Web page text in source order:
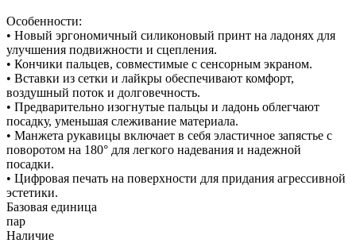
Особенности:
• Новый эргономичный силиконовый принт на ладонях для
улучшения подвижности и сцепления.
• Кончики пальцев, совместимые с сенсорным экраном.
• Вставки из сетки и лайкры обеспечивают комфорт,
воздушный поток и долговечность.
• Предварительно изогнутые пальцы и ладонь облегчают
посадку, уменьшая слеживание материала.
• Манжета рукавицы включает в себя эластичное запястье с
поворотом на 180° для легкого надевания и надежной
посадки.
• Цифровая печать на поверхности для придания агрессивной
эстетики.
Базовая единица
пар
Наличие